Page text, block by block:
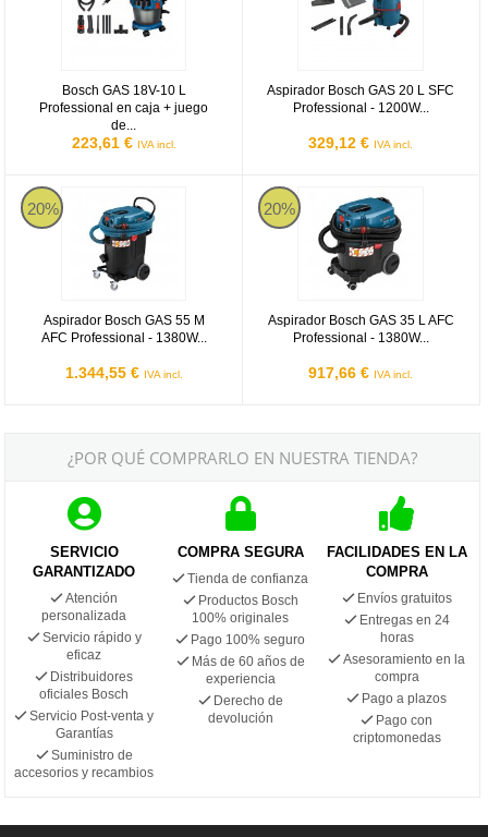
Bosch GAS 18V-10 L
Professional en caja + juego
de...
223,61 € IVA incl.
Aspirador Bosch GAS 20 L SFC
Professional - 1200W...
329,12 € IVA incl.
20%
Aspirador Bosch GAS 55 M
AFC Professional - 1380W...
1.344,55 € IVA incl.
Aspirador Bosch GAS 55 M AFC Professional - 1380W Húmedo/
20%
Aspirador Bosch GAS 35 L AFC
Professional - 1380W...
917,66 € IVA incl.
Aspirador Bosch GAS 35 L AFC
¿POR QUÉ COMPRARLO EN NUESTRA TIENDA?
SERVICIO
GARANTIZADO
Atención
personalizada
Servicio rápido y
eficaz
Distribuidores
oficiales Bosch
Servicio Post-venta y
Garantías
Suministro de
accesorios y recambios
COMPRA SEGURA
Tienda de confianza
Productos Bosch
100% originales
Pago 100% seguro
Más de 60 años de
experiencia
Derecho de
devolución
FACILIDADES EN LA
COMPRA
Envíos gratuitos
Entregas en 24
horas
Asesoramiento en la
compra
Pago a plazos
Pago con
criptomonedas